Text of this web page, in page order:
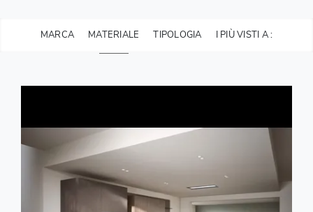
MARCA MATERIALE TIPOLOGIA I PIÙ VISTI A :